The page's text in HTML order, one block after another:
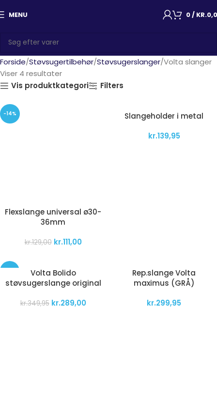
MENU 0/ KR.
Forside Støvsugertilbehør Støvsugerslanger Volta slanger
Viser 4 resultater
Vis produktkategori
Filters
-14%
Flexslange universal ø30-
36mm
kr.129,00 kr.111,00
Slangeholder i metal
kr.139,95
Volta Bolido
støvsugerslange original
kr.349,95 kr.289,00
Rep.slange Volta
maximus (GRÅ)
kr.299,95